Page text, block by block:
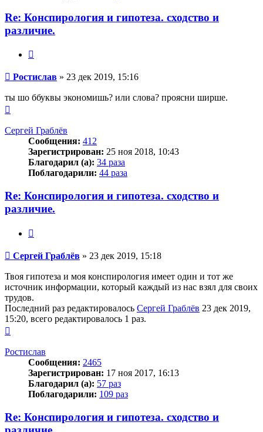
Re: Конспирология и гипотеза. сходство и
различие.
Сообщение
Ростислав » 23 дек 2019, 15:16
ты шо ббуквы экономишь? или слова? проясни ширше.
началу
Сергей Граблёв
Сообщения: 412
Зарегистрирован: 25 ноя 2018, 10:43
Благодарил (а): 34 раза
Поблагодарили: 44 раза
Re: Конспирология и гипотеза. сходство и
различие.
Сообщение
Сергей Граблёв » 23 дек 2019, 15:18
Твоя гипотеза и моя конспирология имеет один и тот же
источник информации, который каждый из нас взял для своих
трудов.
Последний раз редактировалось Сергей Граблёв 23 дек 2019,
15:20, всего редактировалось 1 раз.
началу
Ростислав
Сообщения: 2465
Зарегистрирован: 17 ноя 2017, 16:13
Благодарил (а): 57 раз
Поблагодарили: 109 раз
Re: Конспирология и гипотеза. сходство и